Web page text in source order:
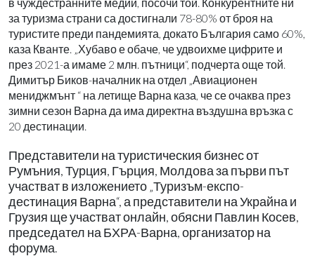
за туризма страни са достигнали 78-80% от броя на
туристите преди пандемията, докато България само 60%,
каза Кванте. „Хубаво е обаче, че удвоихме цифрите и
през 2021-а имаме 2 млн. пътници“, подчерта още той.
Димитър Биков-началник на отдел „Авиационен
мениджмънт “ на летище Варна каза, че се очаква през
зимни сезон Варна да има директна въздушна връзка с
20 дестинации.
Представители на туристическия бизнес от
Румъния, Турция, Гърция, Молдова за първи път
участват в изложението „Туризъм-експо-
дестинация Варна“, а представители на Украйна и
Грузия ще участват онлайн, обясни Павлин Косев,
председател на БХРА-Варна, организатор на
форума.